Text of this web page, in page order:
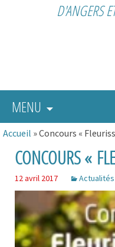
D'ANGERS
MENU
Accueil »Concours «
CONCOURS «
12 avril 2017 Actualités